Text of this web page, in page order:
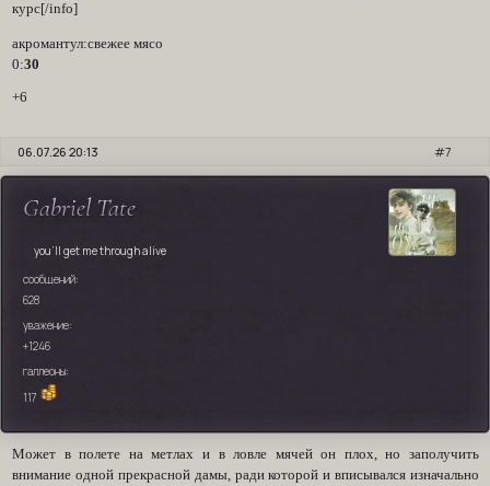
курс[/info]
акромантул:свежее мясо
0:30
+6
7
06.07.26 20:13
Gabriel Tate
you'll get me through alive
сообщений:
628
уважение:
+1246
галлеоны:
117
Может в полете на метлах и в ловле мячей он плох, но заполучить
внимание одной прекрасной дамы, ради которой и вписывался изначально